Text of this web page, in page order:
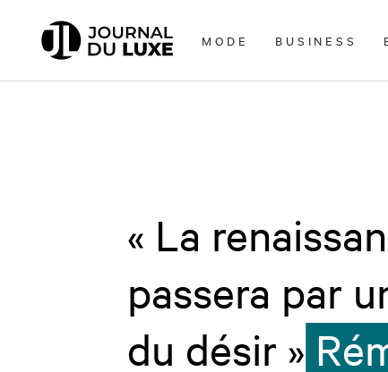
directement
MODE BUSINESS
« La
passera par
du désir »